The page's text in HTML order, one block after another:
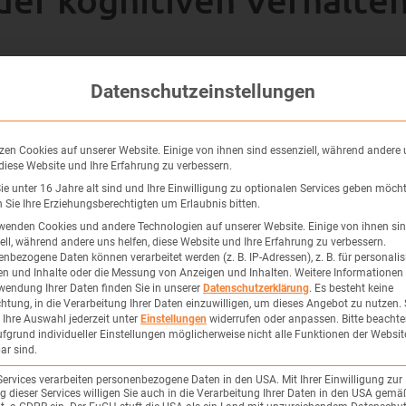
eine unterstützende Hand, um ihre kognitiven
in Nürnberg, Fürth
Rottal-Inn bieten wir eine einfühlsame und
kinderfreundliche Methoden, um eine positive und
Datenschutzeinstellungen
Cookies auf unserer Website. Einige von ihnen sind essenziell, während andere
Website und Ihre Erfahrung zu verbessern.
unter 16 Jahre alt sind und Ihre Einwilligung zu optionalen Services geben
Sie Ihre Erziehungsberechtigten um Erlaubnis bitten.
Cookies und andere Technologien auf unserer Website. Einige von ihnen
während andere uns helfen, diese Website und Ihre Erfahrung zu verbessern.
Daten können verarbeitet werden (z. B. IP-Adressen), z. B. für
und Inhalte oder die Messung von Anzeigen und Inhalten. Weitere Informationen
Ihrer Daten finden Sie in unserer Datenschutzerklärung. Es besteht keine
in die Verarbeitung Ihrer Daten einzuwilligen, um dieses Angebot zu nutzen.
Auswahl jederzeit unter Einstellungen widerrufen oder anpassen. Bitte
individueller Einstellungen möglicherweise nicht alle Funktionen der
sind.
verarbeiten personenbezogene Daten in den USA. Mit Ihrer Einwilligung zur
dieser Services willigen Sie auch in die Verarbeitung Ihrer Daten in den USA